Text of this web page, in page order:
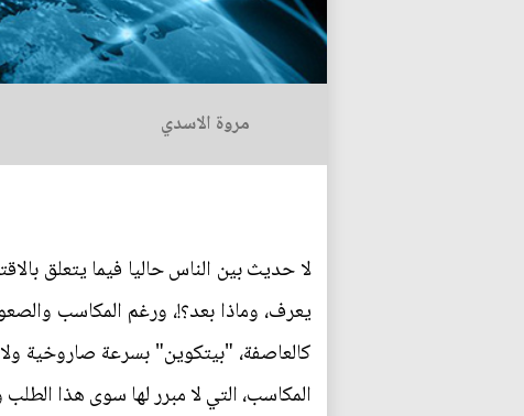
مروة الاسدي
لا حديث بين الناس حاليا فيما يتعلق
يعرف، وماذا بعد؟!، ورغم المكاسب
كالعاصفة، "بيتكوين" بسرعة صاروخية
المكاسب، التي لا مبرر لها سوى هذا